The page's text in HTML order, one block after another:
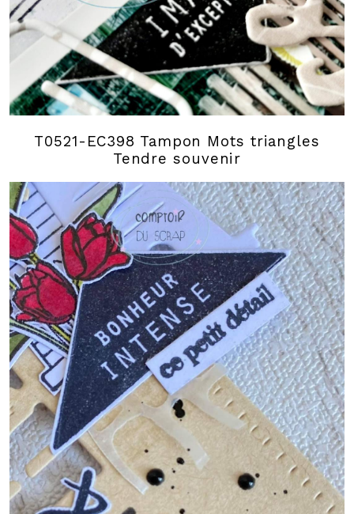
T0521-EC398 Tampon Mots triangles
Tendre souvenir